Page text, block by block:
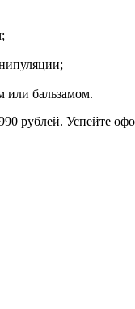
или бальзамом.
Успейте